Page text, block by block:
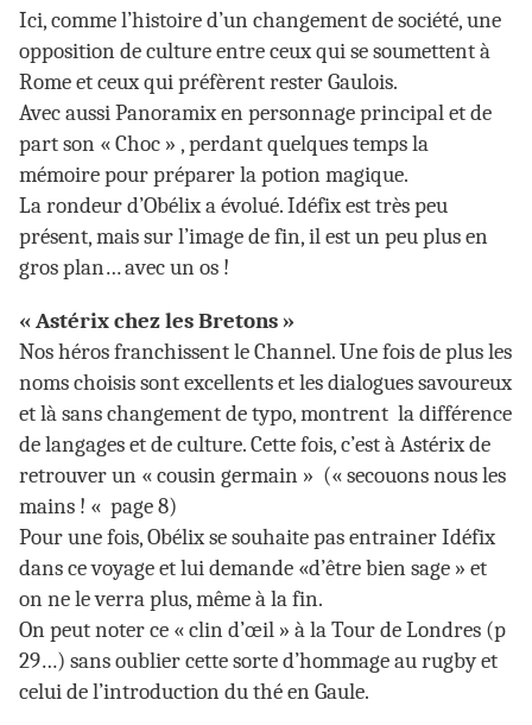
Ici, comme l’histoire d’un changement de société, une
opposition de culture entre ceux qui se soumettent à
Rome et ceux qui préfèrent rester Gaulois.
Avec aussi Panoramix en personnage principal et de
part son « Choc » , perdant quelques temps la
mémoire pour préparer la potion magique.
La rondeur d’Obélix a évolué. Idéfix est très peu
présent, mais sur l’image de fin, il est un peu plus en
gros plan… avec un os !
« Astérix chez les Bretons »
Nos héros franchissent le Channel. Une fois de plus les
noms choisis sont excellents et les dialogues savoureux
et là sans changement de typo, montrent la différence
de langages et de culture. Cette fois, c’est à Astérix de
retrouver un « cousin germain » (« secouons nous les
mains ! « page 8)
Pour une fois, Obélix se souhaite pas entrainer Idéfix
dans ce voyage et lui demande «d’être bien sage » et
on ne le verra plus, même à la fin.
On peut noter ce « clin d’œil » à la Tour de Londres (p
29…) sans oublier cette sorte d’hommage au rugby et
celui de l’introduction du thé en Gaule.